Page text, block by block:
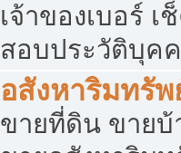
เจ้าของเบอร์
สอบประวัติบุค
อสังหาริมทรัพ
ขายที่ดิน ขายบ้